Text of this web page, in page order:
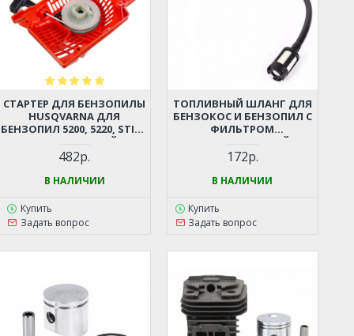
СТАРТЕР ДЛЯ БЕНЗОПИЛЫ
HUSQVARNA ДЛЯ
БЕНЗОПИЛ 5200, 5220, STIHL
362, 440 И ДР. (КИТАЙСКИЕ
БЕНЗОПИЛЫ 45-52СМ3,
ЦЫГАНКА)
482р.
В НАЛИЧИИ
Купить
Задать вопрос
ТОПЛИВНЫЙ ШЛАНГ ДЛЯ
БЕНЗОКОС И БЕНЗОПИЛ С
ФИЛЬТРОМ
(УНИВЕРСАЛЬНЫЙ)
172р.
В НАЛИЧИИ
Купить
Задать вопрос